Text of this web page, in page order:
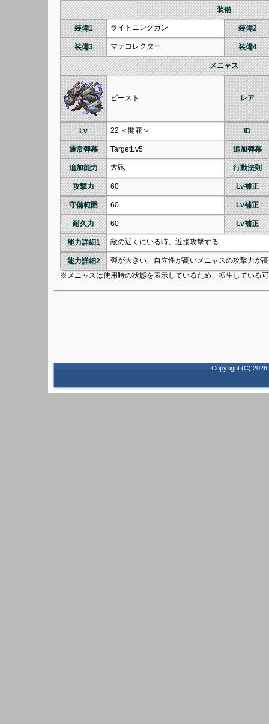
装備
装備1 ライトニングガン 装備2
装備3 マテコレクター 装備4
メニャス
ビースト レア
Lv 22 ＜開花＞ ID
通常弾幕 TargetLv5 追加弾幕
追加能力 大砲 行動法則
攻撃力 60 Lv補正
守備範囲 60 Lv補正
耐久力 60 Lv補正
能力詳細1 敵の近くにいる時、近接攻撃する
能力詳細2
弾が大きい、自立性が高いメニャスの攻撃力が
※メニャスは使用時の状態を表示しているため、転生している
Copyright (C) 2026